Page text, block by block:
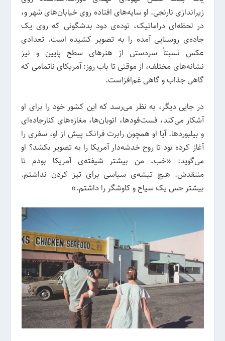
زیراندازی نارنجی. او سایه‌های افتاده روی خیابان‌های شهر و،
در لحظه‌ای دراماتیک، توده‌ی دود بدشگونی که روی یک
جاده‌ی روستایی آمده را به تصویر کشیده است. تعدادی
عکس نسبتاً سردستی از هنرهای سطح پایین و نیز
نشانه‌های مختلف، از موقتی تا باب روز: آمریکای ناتمامی که
گاهی جذاب و گاهی غم‌افزاست.
در جایی دیگر، به نظر می‌رسد که این کشور خود را برای او
آشکار می‌کند، فست‌فودها، اتوبان‌ها، مغازه‌های کنارجاده‌ای
و بیلبوردها. آیا او همچون رابرت فرانک پیش از او، سفری را
آغاز کرده بود تا روح خدشه‌دار آمریکا را به تصویر بکشد؟ او
می‌گوید: «خب، من بیشتر شیفته‌ی آمریکا بودم تا
منتقدش. هیچ تیشه‌ی سیاسی برای تیز کردن نداشتم.
بیشتر حس یک سیاح و کاوشگر را داشتم.»